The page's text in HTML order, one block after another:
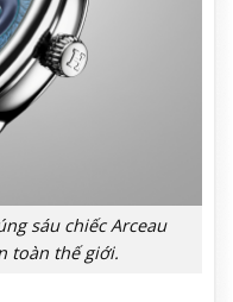
sáu chiếc Arceau
toàn thế giới.